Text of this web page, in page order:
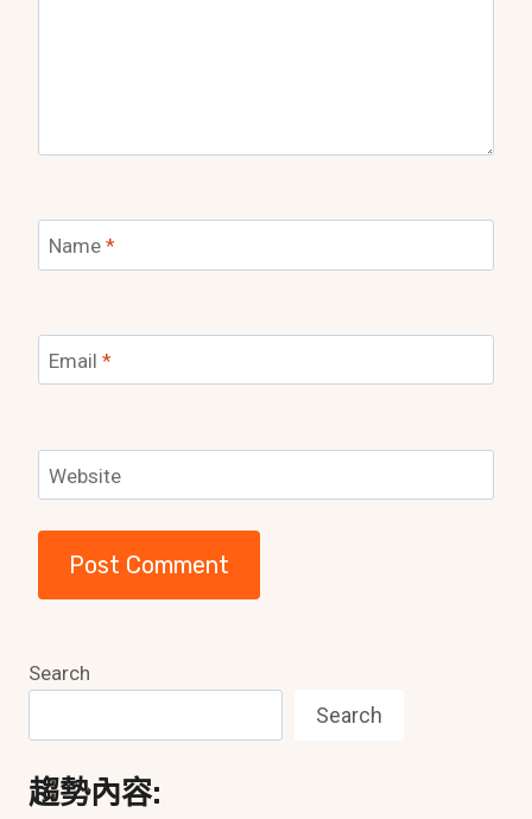
Name *
Email *
Website
Search
Search
趨勢內容: